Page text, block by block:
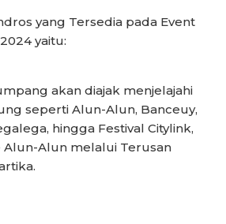
yang Tersedia pada Event
yaitu:
akan diajak menjelajahi
seperti Alun-Alun, Banceuy,
hingga Festival Citylink,
Alun melalui Terusan